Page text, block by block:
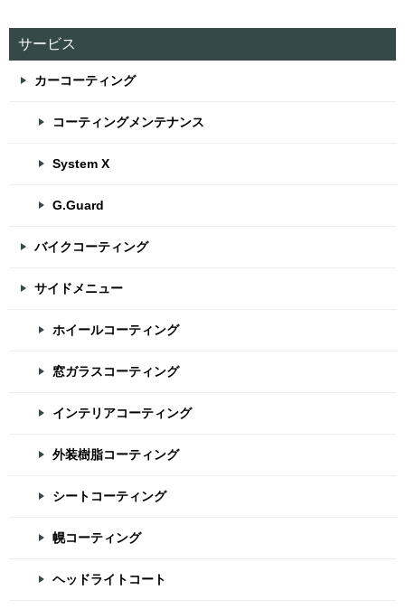
サービス
カーコーティング
コーティングメンテナンス
System X
G.Guard
バイクコーティング
サイドメニュー
ホイールコーティング
窓ガラスコーティング
インテリアコーティング
外装樹脂コーティング
シートコーティング
幌コーティング
ヘッドライトコート